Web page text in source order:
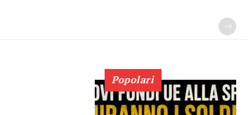
Popolari